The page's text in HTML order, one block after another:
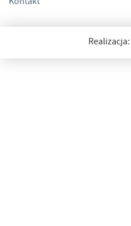
Realizacja: